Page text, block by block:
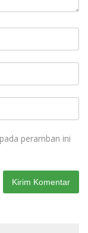
peramban ini